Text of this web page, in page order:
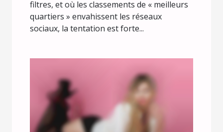
filtres, et où les classements de « meilleurs
quartiers » envahissent les réseaux
sociaux, la tentation est forte...